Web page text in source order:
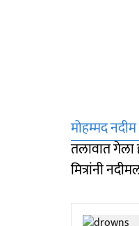
मोहम्मद
तलावात गेला
मित्रांनी